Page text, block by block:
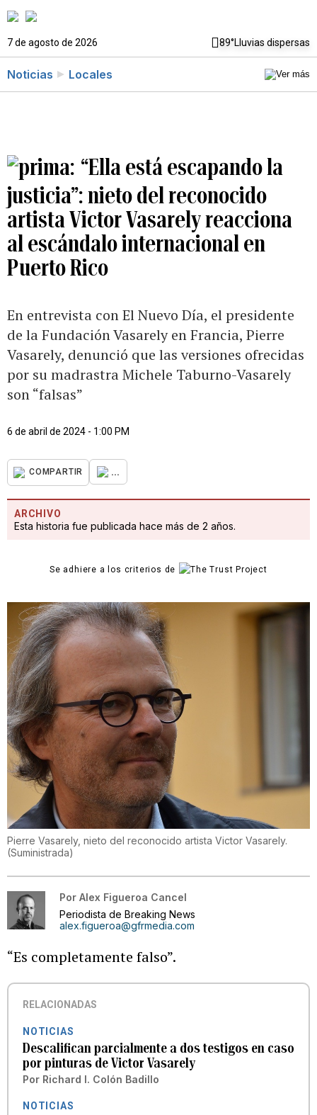
7 de agosto de 2026 89°Lluvias dispersas
Noticias Locales
“Ella está escapando la
justicia”: nieto del reconocido
artista Victor Vasarely reacciona
al escándalo internacional en
Puerto Rico
En entrevista con El Nuevo Día, el presidente
de la Fundación Vasarely en Francia, Pierre
Vasarely, denunció que las versiones ofrecidas
por su madrastra Michele Taburno-Vasarely
son “falsas”
6 de abril de 2024 - 1:00 PM
COMPARTIR ...
ARCHIVO
Esta historia fue publicada hace más de 2 años.
Se adhiere a los criterios de
Pierre Vasarely, nieto del reconocido artista Victor Vasarely.
(Suministrada)
Por Alex Figueroa Cancel
Periodista de Breaking News
alex.figueroa@gfrmedia.com
“Es completamente falso”.
RELACIONADAS
NOTICIAS
Descalifican parcialmente a dos testigos en caso
por pinturas de Victor Vasarely
Por Richard I. Colón Badillo
NOTICIAS